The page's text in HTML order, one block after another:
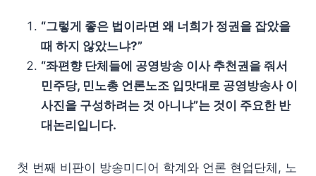
“그렇게 좋은 법이라면 왜 너희가 정권을 잡았을
때 하지 않았느냐?”
“좌편향 단체들에 공영방송 이사 추천권을 줘서
민주당, 민노총 언론노조 입맛대로 공영방송사 이
사진을 구성하려는 것 아니냐”는 것이 주요한 반
대논리입니다.
첫 번째 비판이 방송미디어 학계와 언론 현업단체, 노